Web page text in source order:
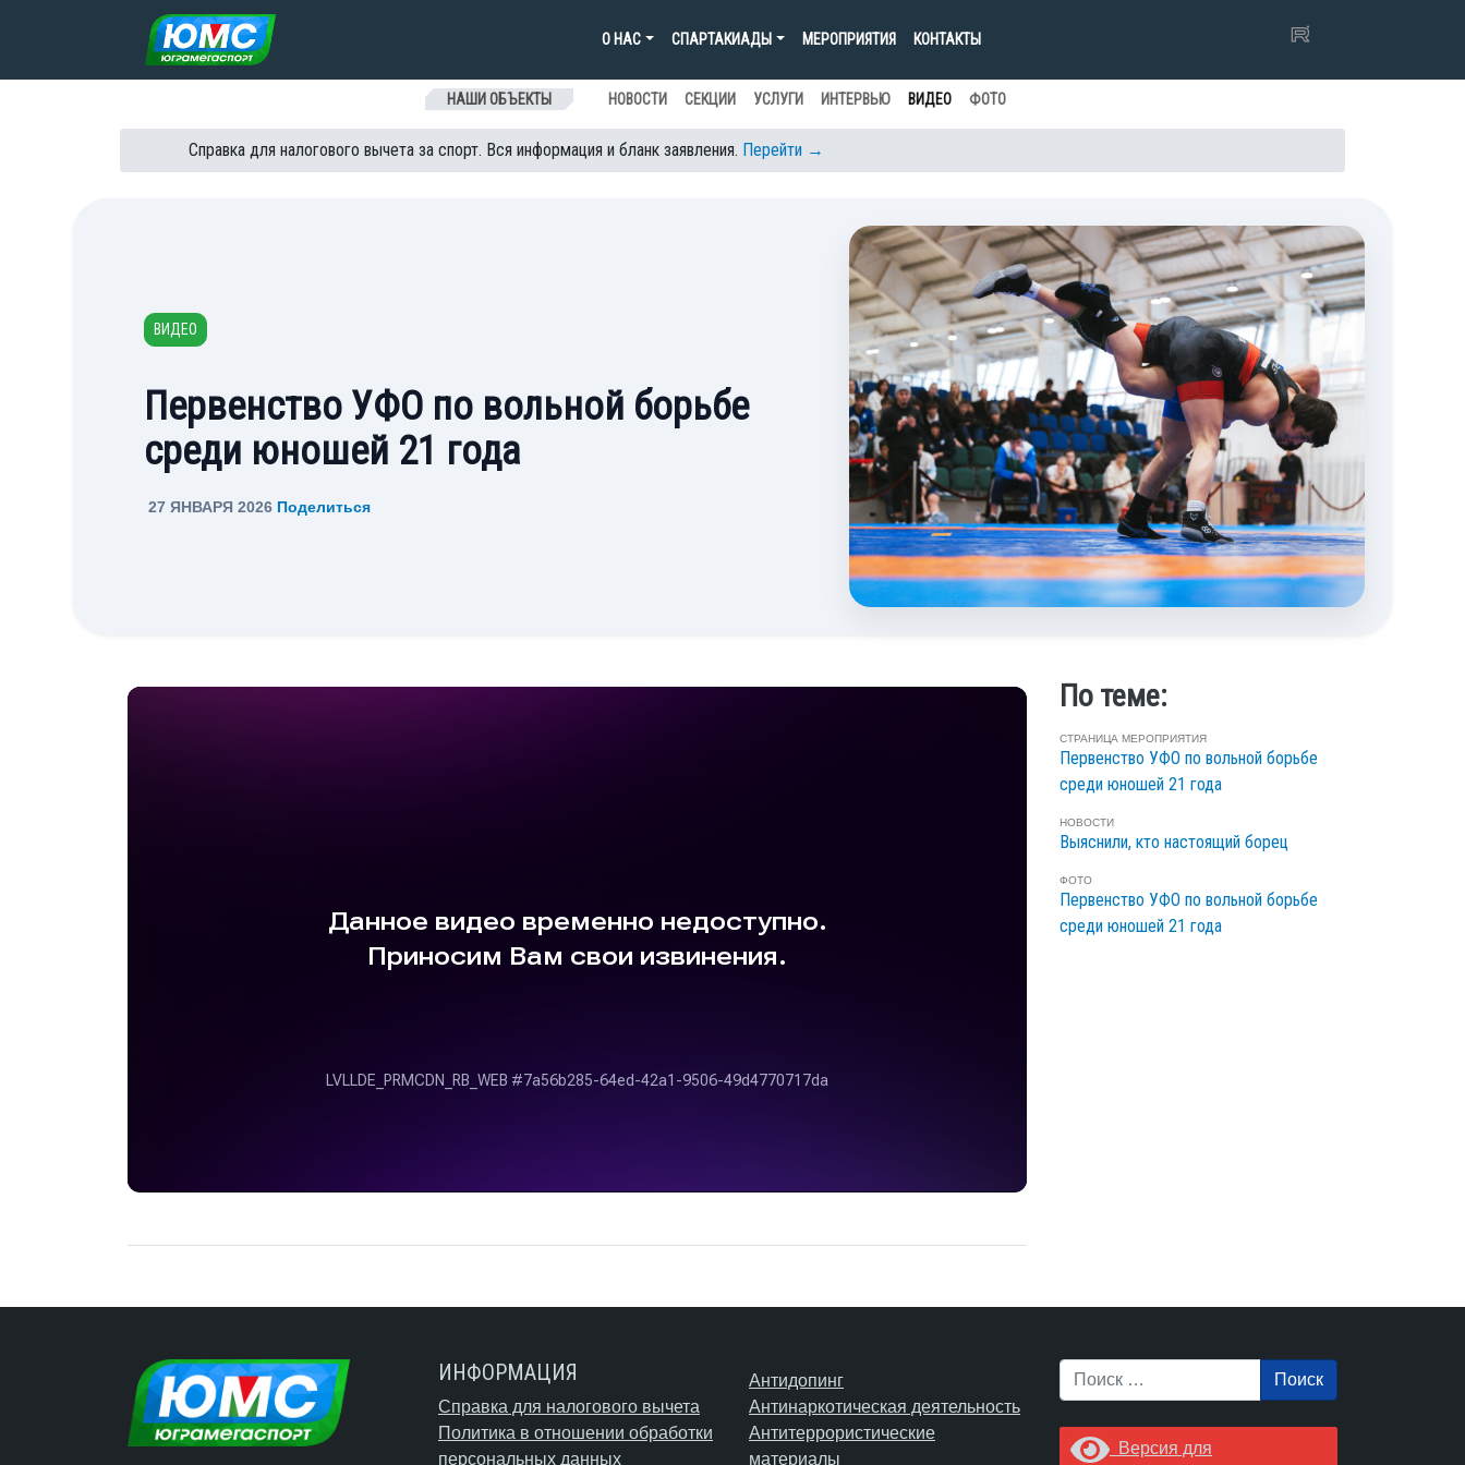
Перейти к содержанию
О НАС СПАРТАКИАДЫ МЕРОПРИЯТИЯ КОНТАКТЫ
НАШИ ОБЪЕКТЫ НОВОСТИ СЕКЦИИ УСЛУГИ ИНТЕРВЬЮ ВИДЕО ФОТО
Справка для налогового вычета за спорт. Вся информация и бланк заявления. Перейти →
ВИДЕО
Первенство УФО по вольной борьбе
среди юношей 21 года
27 ЯНВАРЯ 2026 Поделиться
По теме:
СТРАНИЦА МЕРОПРИЯТИЯ
Первенство УФО по вольной борьбе
среди юношей 21 года
НОВОСТИ
Выяснили, кто настоящий борец
ФОТО
Первенство УФО по вольной борьбе
среди юношей 21 года
ИНФОРМАЦИЯ
Справка для налогового вычета
Политика в отношении обработки
персональных данных
Антидопинг
Антинаркотическая деятельность
Антитеррористические
материалы
Поиск
Версия для